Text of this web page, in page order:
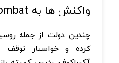
واکنش ها به Hamster Kombat
چندین دولت از جمله
کرده و خواستار توقف